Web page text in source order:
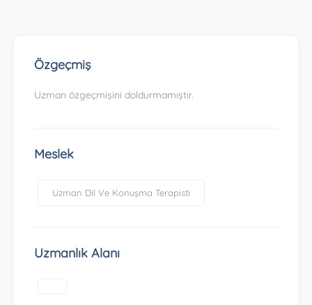
Özgeçmiş
Uzman özgeçmişini doldurmamıştır.
Meslek
Uzman Dil Ve Konuşma Terapisti
Uzmanlık Alanı